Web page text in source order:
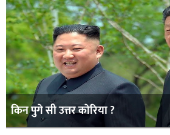
किन पुगे सी उत्तर काेरिया ?